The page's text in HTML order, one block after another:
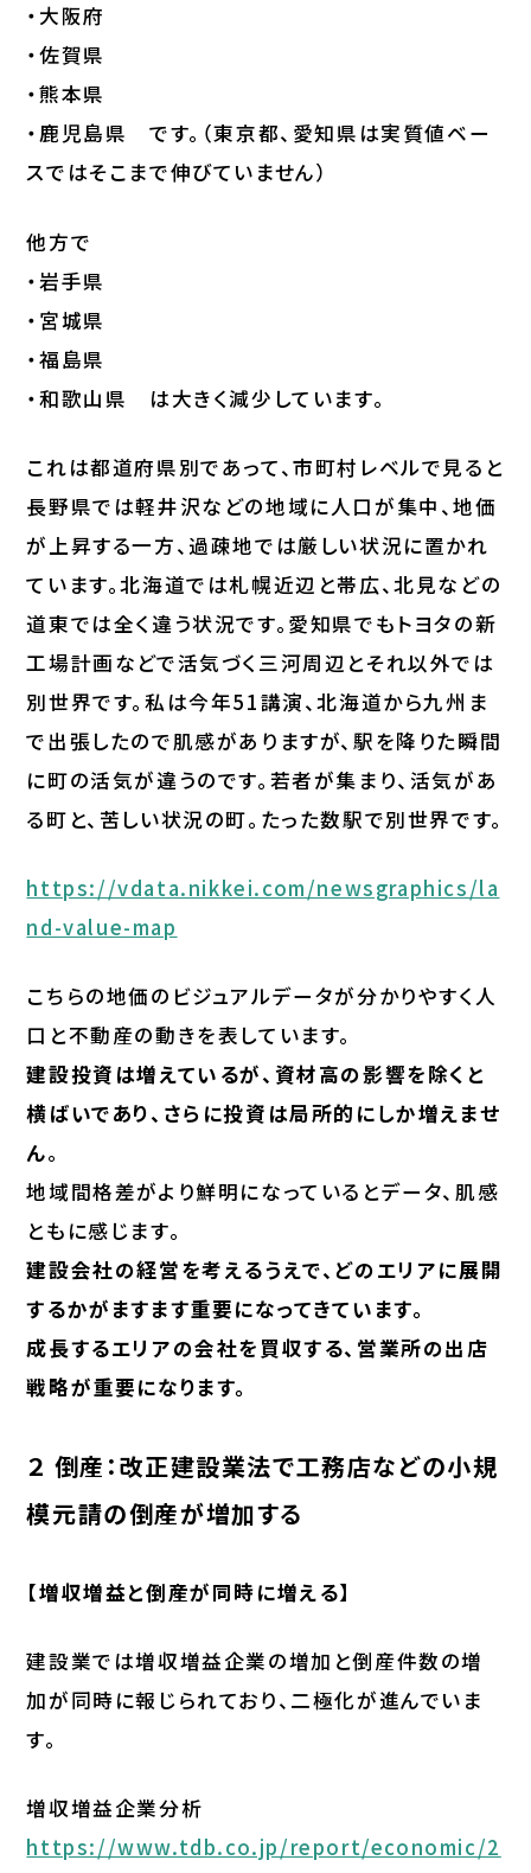
・大阪府
・佐賀県
・熊本県
・鹿児島県 です。（東京都、愛知県は実質値ベー
スではそこまで伸びていません）
他方で
・岩手県
・宮城県
・福島県
・和歌山県 は大きく減少しています。
これは都道府県別であって、市町村レベルで見ると
長野県では軽井沢などの地域に人口が集中、地価
が上昇する一方、過疎地では厳しい状況に置かれ
ています。北海道では札幌近辺と帯広、北見などの
道東では全く違う状況です。愛知県でもトヨタの新
工場計画などで活気づく三河周辺とそれ以外では
別世界です。私は今年51講演、北海道から九州ま
で出張したので肌感がありますが、駅を降りた瞬間
に町の活気が違うのです。若者が集まり、活気があ
る町と、苦しい状況の町。たった数駅で別世界です。
https://vdata.nikkei.com/newsgraphics/la
nd-value-map
こちらの地価のビジュアルデータが分かりやすく人
口と不動産の動きを表しています。
建設投資は増えているが、資材高の影響を除くと
横ばいであり、さらに投資は局所的にしか増えませ
ん。
地域間格差がより鮮明になっているとデータ、肌感
ともに感じます。
建設会社の経営を考えるうえで、どのエリアに展開
するかがますます重要になってきています。
成長するエリアの会社を買収する、営業所の出店
戦略が重要になります。
２ 倒産：改正建設業法で工務店などの小規
模元請の倒産が増加する
【増収増益と倒産が同時に増える】
建設業では増収増益企業の増加と倒産件数の増
加が同時に報じられており、二極化が進んでいま
す。
増収増益企業分析
https://www.tdb.co.jp/report/economic/2